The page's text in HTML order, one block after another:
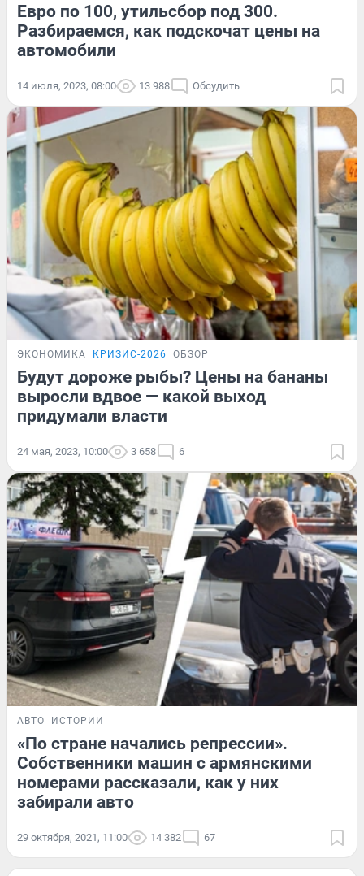
Евро по 100, утильсбор под 300.
Разбираемся, как подскочат цены на
автомобили
14 июля, 2023, 08:00 13 988 Обсудить
ЭКОНОМИКА КРИЗИС-2026 ОБЗОР
Будут дороже рыбы? Цены на бананы
выросли вдвое — какой выход
придумали власти
24 мая, 2023, 10:00 3 658 6
АВТО ИСТОРИИ
«По стране начались репрессии».
Собственники машин с армянскими
номерами рассказали, как у них
забирали авто
29 октября, 2021, 11:00 14 382 67